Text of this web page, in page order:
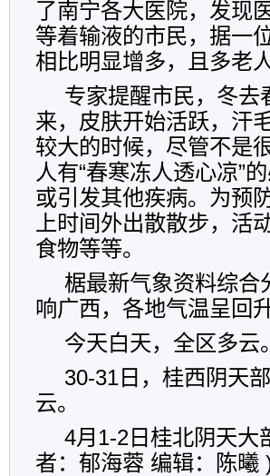
了南宁各大医院，发现
等着输液的市民，据一
相比明显增多，且多老
专家提醒市民，冬去
来，皮肤开始活跃，汗
较大的时候，尽管不是
人有“春寒冻人透心凉”
或引发其他疾病。为预
上时间外出散散步，活
食物等等。
椐最新气象资料综合
响广西，各地气温呈回
今天白天，全区多云
30-31日，桂西阴天
云。
4月1-2日桂北阴天大
者：郁海蓉 编辑：陈曦